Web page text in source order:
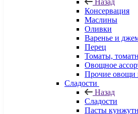
Назад
Консервация
Маслины
Оливки
Варенье и
Перец
Томаты,
Овощное
Прочие овощи
Сладости
Назад
Сладости
Пасты